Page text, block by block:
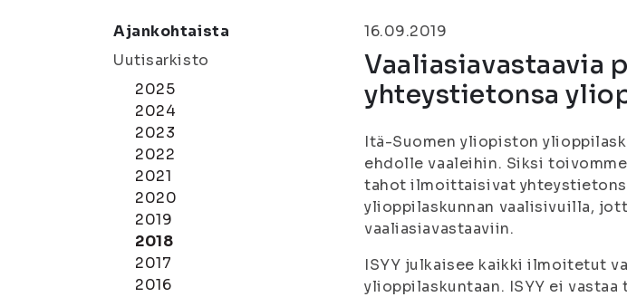
Ajankohtaista
Uutisarkisto
2025
2024
2023
2022
2021
2020
2019
2018
2017
2016
16.09.2019
Vaaliasiavastaavia
yhteystietonsa
Itä-Suomen yliopiston
ehdolle vaaleihin. Siksi
tahot ilmoittaisivat
ylioppilaskunnan vaalisivuilla,
vaaliasiavastaaviin.
ISYY julkaisee kaikki ilmoitetut
ylioppilaskuntaan. ISYY ei